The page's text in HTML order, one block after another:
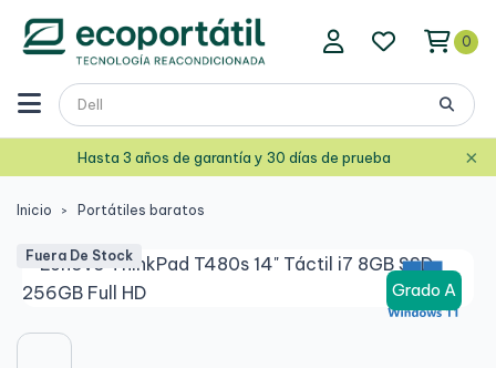
0
Hasta 3 años de garantía y 30 días de prueba ×
Inicio Portátiles baratos
Grado A
Fuera De Stock